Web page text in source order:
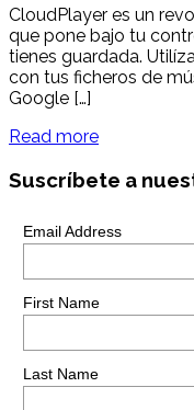
CloudPlayer es un
que pone bajo tu
tienes guardada.
con tus ficheros de
Google […]
Read more
Suscríbete a
Email Address
First Name
Last Name